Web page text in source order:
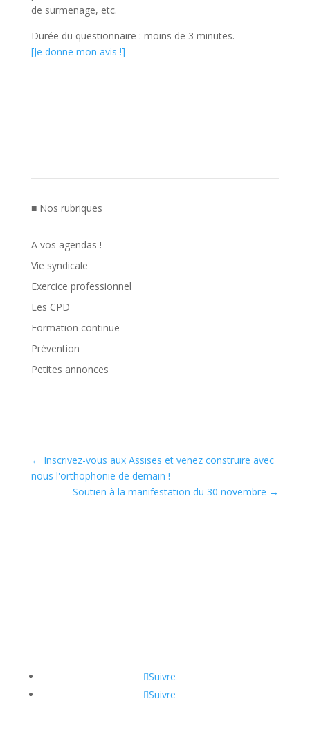
de surmenage, etc.
Durée du questionnaire : moins de 3 minutes.
[Je donne mon avis !]
■ Nos rubriques
A vos agendas !
Vie syndicale
Exercice professionnel
Les CPD
Formation continue
Prévention
Petites annonces
← Inscrivez-vous aux Assises et venez construire avec
nous l'orthophonie de demain !
Soutien à la manifestation du 30 novembre →
Suivre
Suivre